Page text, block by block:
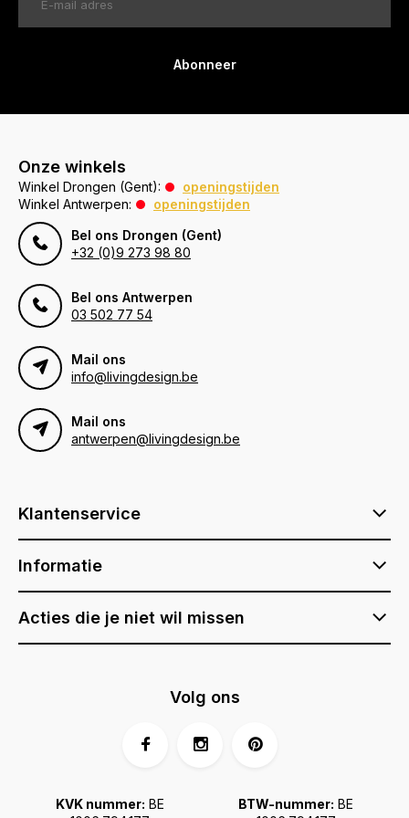
Abonneer
Onze winkels
Winkel Drongen (Gent):
openingstijden
Winkel Antwerpen:
openingstijden
Bel ons Drongen (Gent)
+32 (0)9 273 98 80
Bel ons Antwerpen
03 502 77 54
Mail ons
info@livingdesign.be
Mail ons
antwerpen@livingdesign.be
Klantenservice
Informatie
Acties die je niet wil missen
KVK nummer: BE
BTW-nummer: BE
Volg ons